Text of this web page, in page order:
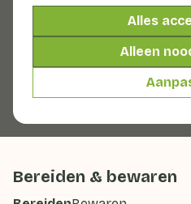
Alles
Alleen
neemt de smaak goed op
naam wordt wel verklaard uit
zich aan een vlier had
verraden had. Ook lijkt het
Ook wel genoemd:
Paddenstoel
Judasoor
Bereiden & bewaren